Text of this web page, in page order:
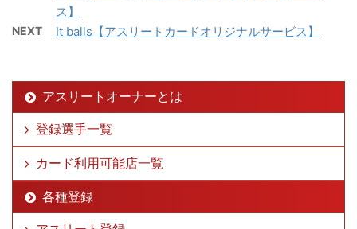
ス】
NEXT It balls【アスリートカードオリジナルサービス】
アスリートオーナーとは
登録選手一覧
カード利用可能店一覧
各種登録